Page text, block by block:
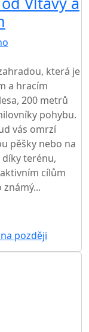
která je
a hracím
200 metrů
pohybu.
vás omrzí
pěšky nebo na
terénu,
cílům
později